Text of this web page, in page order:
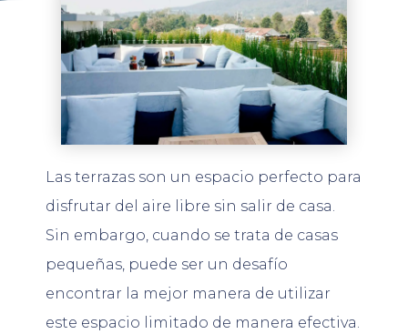
Las terrazas son un espacio perfecto para
disfrutar del aire libre sin salir de casa.
Sin embargo, cuando se trata de casas
pequeñas, puede ser un desafío
encontrar la mejor manera de utilizar
este espacio limitado de manera efectiva.